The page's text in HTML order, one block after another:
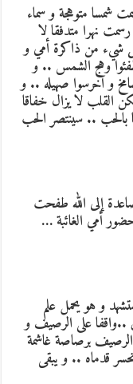
شمسا متوهجة و سماء
نهرا متدفقا لا
شيء من ذاكرة أمي و
وهج الشمس .. و
و اخرسوا صهيله .. و
القلب لا يزال خفاقا
بالحب .. سينتصر الحب
إلى الله طفحت
أمي الغائبة …
و هو يحمل علم
..واقفا على الرصيف و
الرصيف برصاصة غاشمة
قدماه .. و يبقى